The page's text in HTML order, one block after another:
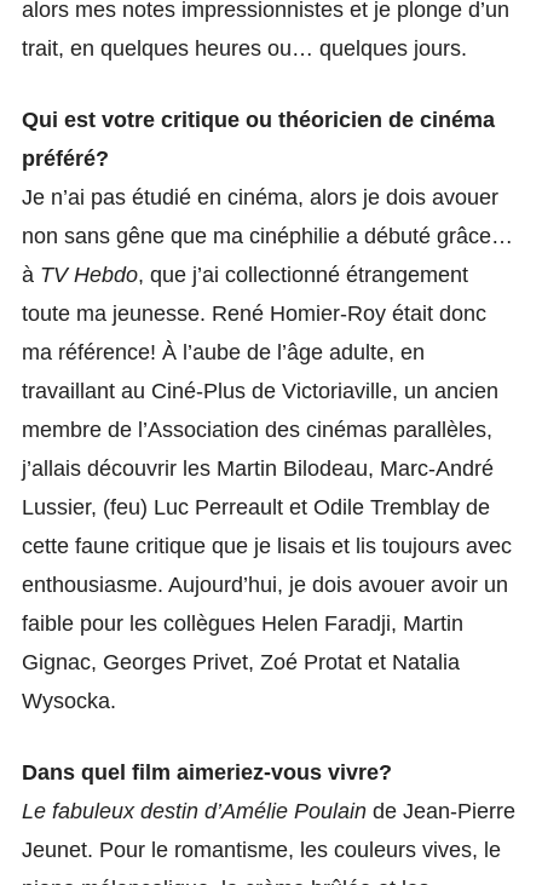
alors mes notes impressionnistes et je plonge d’un
trait, en quelques heures ou… quelques jours.
Qui est votre critique ou théoricien de cinéma
préféré?
Je n’ai pas étudié en cinéma, alors je dois avouer
non sans gêne que ma cinéphilie a débuté grâce…
à TV Hebdo, que j’ai collectionné étrangement
toute ma jeunesse. René Homier-Roy était donc
ma référence! À l’aube de l’âge adulte, en
travaillant au Ciné-Plus de Victoriaville, un ancien
membre de l’Association des cinémas parallèles,
j’allais découvrir les Martin Bilodeau, Marc-André
Lussier, (feu) Luc Perreault et Odile Tremblay de
cette faune critique que je lisais et lis toujours avec
enthousiasme. Aujourd’hui, je dois avouer avoir un
faible pour les collègues Helen Faradji, Martin
Gignac, Georges Privet, Zoé Protat et Natalia
Wysocka.
Dans quel film aimeriez-vous vivre?
Le fabuleux destin d’Amélie Poulainde Jean-Pierre
Jeunet. Pour le romantisme, les couleurs vives, le